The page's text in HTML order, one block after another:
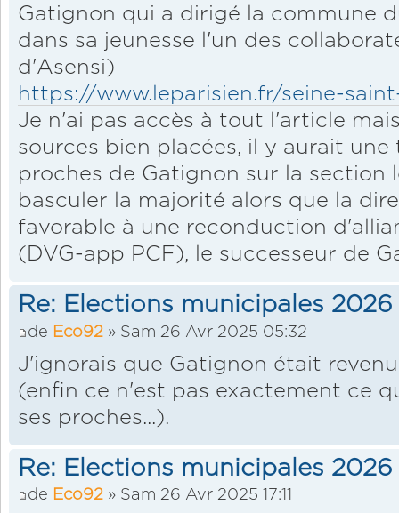
Gatignon qui a dirigé la commune
dans sa jeunesse l'un des
d'Asensi)
https://www.leparisien.fr/seine-
Je n'ai pas accès à tout l'article
sources bien placées, il y aurait
proches de Gatignon sur la section
basculer la majorité alors que la
favorable à une reconduction
(DVG-app PCF), le successeur de
Re: Elections municipales 2026
de Eco92 » Sam 26 Avr 2025 05:32
J'ignorais que Gatignon était
(enfin ce n'est pas exactement ce
ses proches...).
Re: Elections municipales 2026
de Eco92 » Sam 26 Avr 2025 17:11